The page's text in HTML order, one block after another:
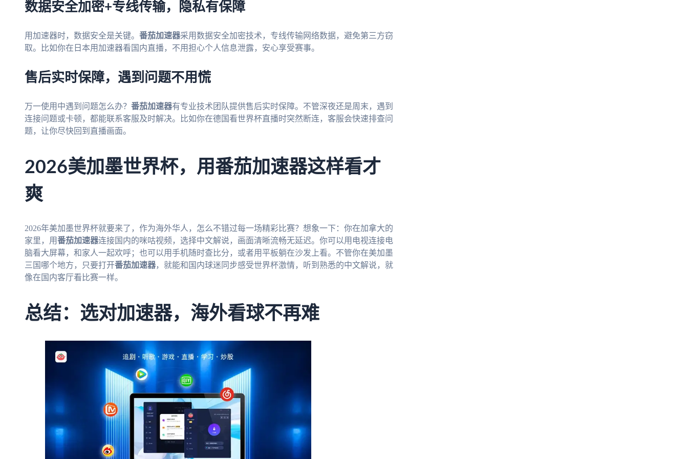
数据安全加密+专线传输，隐私有保障
用加速器时，数据安全是关键。 番茄加速器采用数据安全加密技术，专线传输网络数据，避免第三方窃
取。比如你在日本用加速器看国内直播，不用担心个人信息泄露，安心享受赛事。
售后实时保障，遇到问题不用慌
万一使用中遇到问题怎么办？ 番茄加速器有专业技术团队提供售后实时保障。不管深夜还是周末，遇到
连接问题或卡顿，都能联系客服及时解决。比如你在德国看世界杯直播时突然断连，客服会快速排查问
题，让你尽快回到直播画面。
2026美加墨世界杯，用番茄加速器这样看才
爽
2026年美加墨世界杯就要来了，作为海外华人，怎么不错过每一场精彩比赛？想象一下：你在加拿大的
家里，用番茄加速器连接国内的咪咕视频，选择中文解说，画面清晰流畅无延迟。你可以用电视连接电
脑看大屏幕，和家人一起欢呼；也可以用手机随时查比分，或者用平板躺在沙发上看。不管你在美加墨
三国哪个地方，只要打开番茄加速器，就能和国内球迷同步感受世界杯激情，听到熟悉的中文解说，就
像在国内客厅看比赛一样。
总结：选对加速器，海外看球不再难